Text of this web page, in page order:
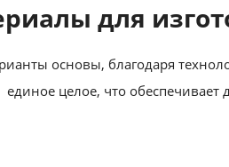
для
основы, благодаря
единое целое, что обеспечивает